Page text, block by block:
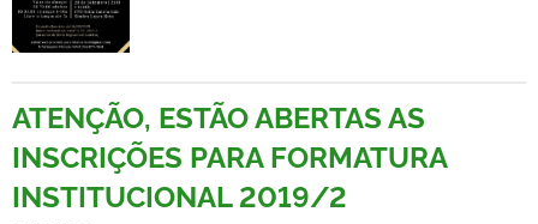
ATENÇÃO, ESTÃO ABERTAS AS
INSCRIÇÕES PARA FORMATURA
INSTITUCIONAL 2019/2